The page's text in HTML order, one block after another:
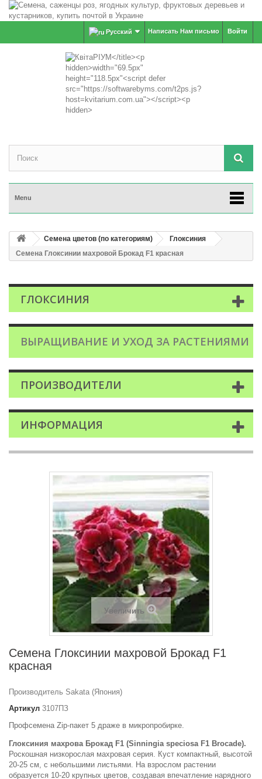
Войти
Написать Нам письмо
Русский
Menu
Семена цветов (по категориям)
Глоксиния
Семена Глоксинии махровой Брокад F1 красная
ГЛОКСИНИЯ
ВЫРАЩИВАНИЕ И УХОД ЗА РАСТЕНИЯМИ
ПРОИЗВОДИТЕЛИ
ИНФОРМАЦИЯ
Увеличить
Семена Глоксинии махровой Брокад F1
красная
Производитель Sakata (Япония)
Артикул 3107ПЗ
Профсемена Zip-пакет 5 драже в микропробирке.
Глоксиния махрова Брокад F1 (Sinningia speciosa F1 Brocade).
Роскошная низкорослая махровая серия. Куст компактный, высотой
20-25 см, с небольшими листьями. На взрослом растении
образуется 10-20 крупных цветов, создавая впечатление нарядного